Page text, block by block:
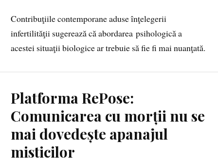
Contribuţiile contemporane aduse înţelegerii
infertilităţii sugerează că abordarea psihologică a
acestei situaţii biologice ar trebuie să fie fi mai nuanţată.
Platforma RePose:
Comunicarea cu morții nu se
mai dovedește apanajul
misticilor